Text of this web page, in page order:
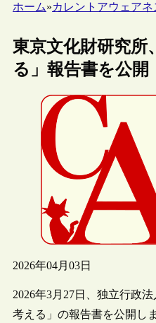
ホーム»カレントアウェアネ
東京文化財研究所
る」報告書を公開
2026年04月03日
2026年3月27日、独立行政
考える」の報告書を公開し